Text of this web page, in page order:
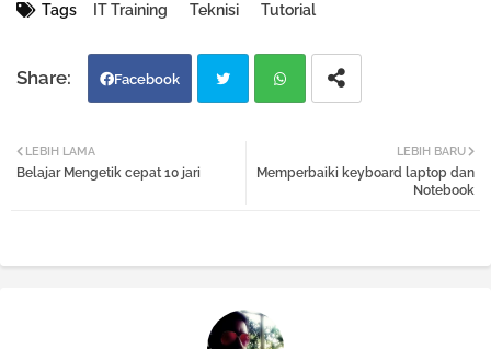
Tags IT Training Teknisi Tutorial
Facebook
atsa
LEBIH BARU
Memperbaiki keyboard laptop dan
Notebook
LEBIH LAMA
Belajar Mengetik cepat 10 jari